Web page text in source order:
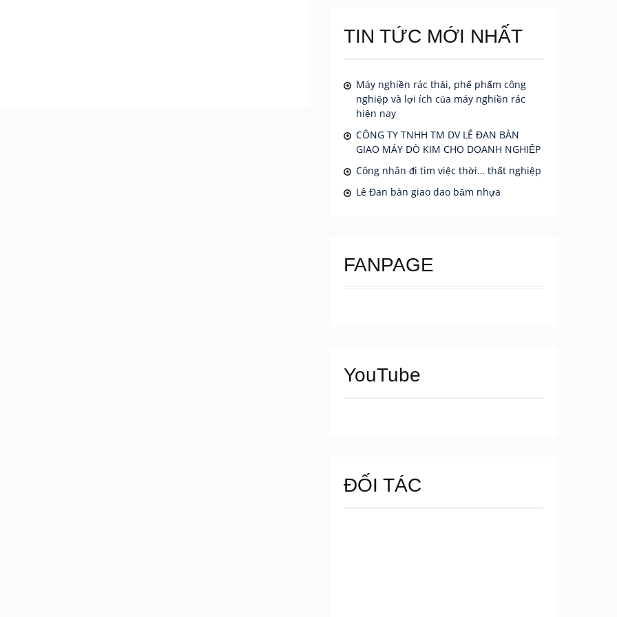
TIN TỨC MỚI NHẤT
Máy nghiền rác thải, phế phẩm công
nghiệp và lợi ích của máy nghiền rác
hiện nay
CÔNG TY TNHH TM DV LÊ ĐAN BÀN
GIAO MÁY DÒ KIM CHO DOANH NGHIỆP
Công nhân đi tìm việc thời… thất nghiệp
Lê Đan bàn giao dao băm nhựa
FANPAGE
YouTube
ĐỐI TÁC